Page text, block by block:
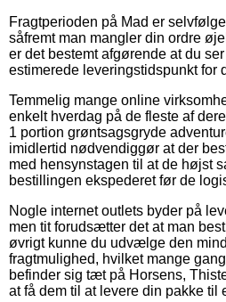
Fragtperioden på Mad er
såfremt man mangler din ordre
er det bestemt afgørende at du
estimerede leveringstidspunkt for
Temmelig mange online
enkelt hverdag på de fleste af
1 portion grøntsagsgryde
imidlertid nødvendiggør at der
med hensynstagen til at de højst
bestillingen ekspederet før de
Nogle internet outlets byder på
men tit forudsætter det at man
øvrigt kunne du udvælge den
fragtmulighed, hvilket mange
befinder sig tæt på Horsens,
at få dem til at levere din pakke til